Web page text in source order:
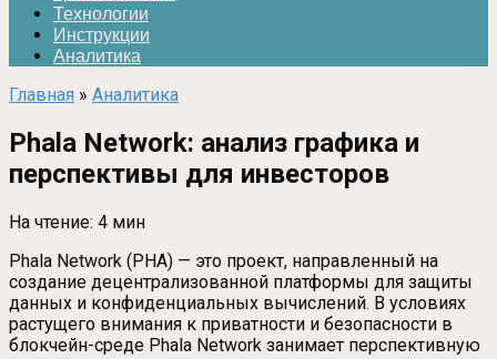
Технологии
Инструкции
Аналитика
Главная » Аналитика
Phala Network: анализ графика и
перспективы для инвесторов
На чтение: 4 мин
Phala Network (PHA) — это проект, направленный на
создание децентрализованной платформы для защиты
данных и конфиденциальных вычислений. В условиях
растущего внимания к приватности и безопасности в
блокчейн-среде Phala Network занимает перспективную